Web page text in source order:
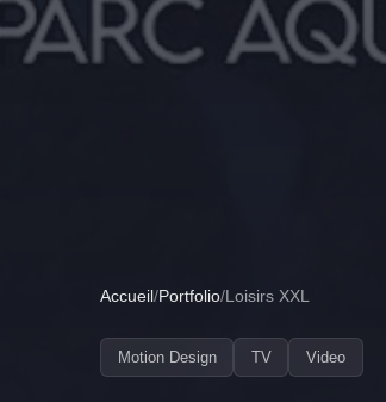
Accueil/Portfolio/Loisirs XXL
Motion Design TV Video